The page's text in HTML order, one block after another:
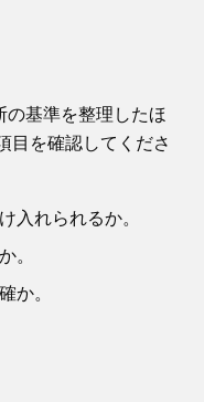
基準を整理したほ
目を確認してくださ
入れられるか。
。
か。